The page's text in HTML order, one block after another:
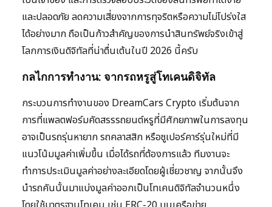
และปลอดภัย ลดความเสี่ยงจากการทุจริตหรือความไม่โปร่งใส
ได้อย่างมาก ถือเป็นก้าวสำคัญของการนำสินทรัพย์จริงเข้าสู่
โลกการเงินดิจิทัลที่น่าตื่นเต้นในปี 2026 นี้ครับ
กลไกการทำงาน: จากรถหรูสู่โทเคนดิจิทัล
กระบวนการทำงานของ DreamCars Crypto เริ่มต้นจาก
การที่แพลตฟอร์มคัดสรรรถยนต์หรูที่มีศักยภาพในการลงทุน
อาจเป็นรถรุ่นหายาก รถคลาสสิก หรือซูเปอร์คาร์รุ่นใหม่ที่มี
แนวโน้มมูลค่าเพิ่มขึ้น เมื่อได้รถที่ต้องการแล้ว ทีมงานจะ
ทำการประเมินมูลค่าอย่างละเอียดโดยผู้เชี่ยวชาญ จากนั้นจึง
นำรถคันนั้นมาแบ่งมูลค่าออกเป็นโทเคนดิจิทัลจำนวนหนึ่ง